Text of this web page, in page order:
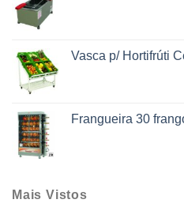
Vasca p/ Hortifrúti
Frangueira 30
Mais Vistos